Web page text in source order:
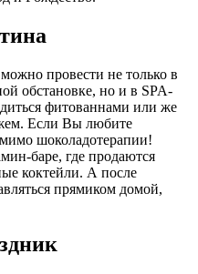
провести не только в
обстановке, но и в SPA-
фитованнами или же
Если Вы любите
шоколадотерапии!
баре, где продаются
коктейли. А после
прямиком домой,